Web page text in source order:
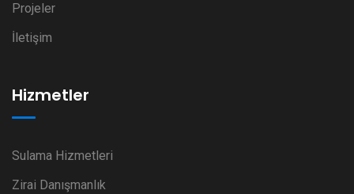
Projeler
İletişim
Hizmetler
Sulama Hizmetleri
Zirai Danışmanlık